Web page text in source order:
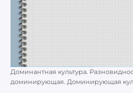
Доминантная культура.
доминирующая. Доминирующая